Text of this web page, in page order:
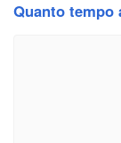
Quanto tempo